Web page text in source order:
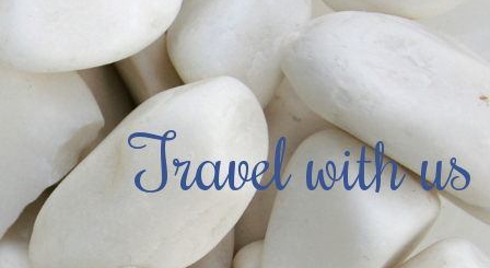
Travel with us